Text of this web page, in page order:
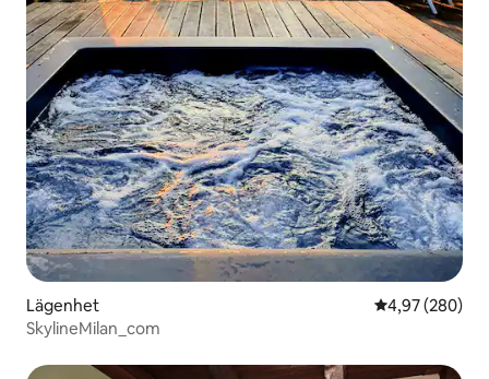
Lägenhet 4,97 av 5 i
4,97 (280)
SkylineMilan_com